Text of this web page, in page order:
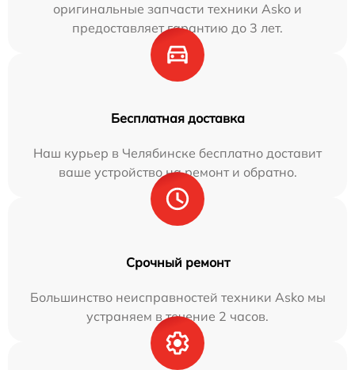
оригинальные запчасти техники Asko и
предоставляет гарантию до 3 лет.
Бесплатная доставка
Наш курьер в Челябинске бесплатно доставит
ваше устройство на ремонт и обратно.
Срочный ремонт
Большинство неисправностей техники Asko мы
устраняем в течение 2 часов.